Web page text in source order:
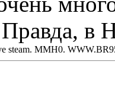
Правда, в
steam. MMH0.